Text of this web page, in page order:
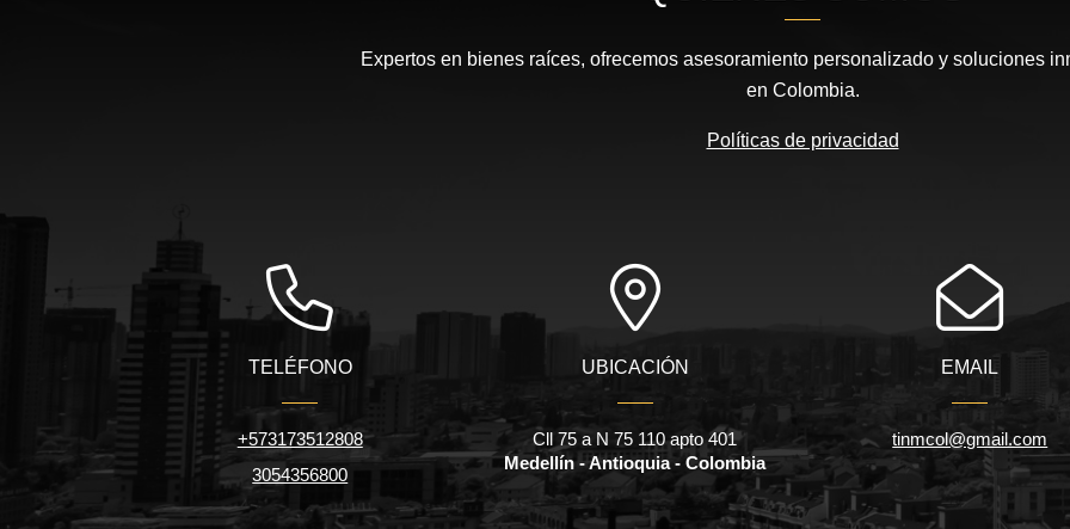
Expertos en bienes raíces, ofrecemos asesoramiento personalizado y soluciones
en Colombia.
Políticas de privacidad
TELÉFONO
+573173512808
3054356800
UBICACIÓN
Cll 75 a N 75 110 apto 401
Medellín - Antioquia - Colombia
EMAIL
tinmcol@gmail.com